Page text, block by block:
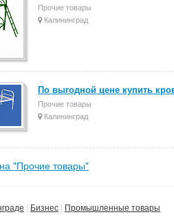
Прочие товары
Калининград
По выгодной цене купить
Прочие товары
Калининград
"Прочие товары"
Бизнес Промышленные товары